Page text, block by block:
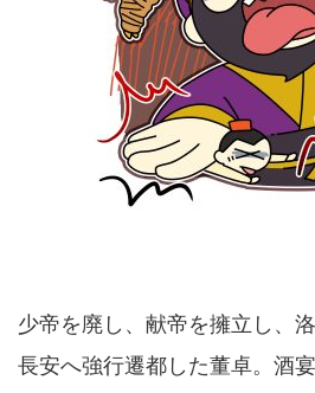
少帝を廃し、献帝を擁立し、
長安へ強行遷都した董卓。酒